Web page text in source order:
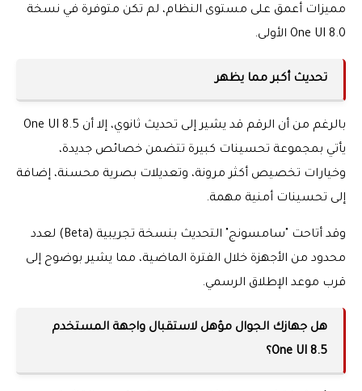
مميزات أعمق على مستوى النظام، لم تكن متوفرة في نسخة
One UI 8.0 الأولى.
تحديث أكبر مما يظهر
بالرغم من أن الرقم قد يشير إلى تحديث ثانوي، إلا أن One UI 8.5
يأتي بمجموعة تحسينات كبيرة تتضمن خصائص جديدة،
وخيارات تخصيص أكثر مرونة، وتعديلات بصرية محسنة، إضافة
إلى تحسينات أمنية مهمة.
وقد أتاحت "سامسونج" التحديث بنسخة تجريبية (Beta) لعدد
محدود من الأجهزة خلال الفترة الماضية، مما يشير بوضوح إلى
قرب موعد الإطلاق الرسمي.
هل جهازك الجوال مؤهل لاستقبال واجهة المستخدم
One UI 8.5؟